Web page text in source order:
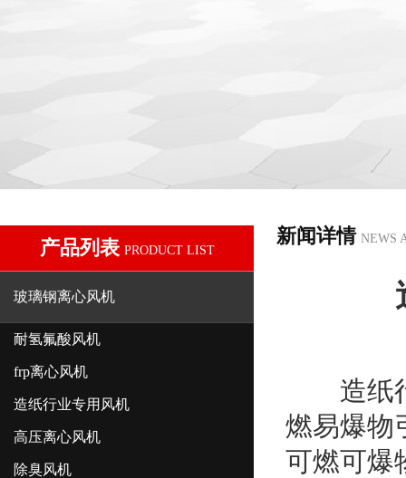
产品列表 PRODUCT LIST
玻璃钢离心风机
耐氢氟酸风机
frp离心风机
造纸行业专用风机
高压离心风机
除臭风机
新闻详情 NEWS
造纸
燃易爆物
可燃可爆